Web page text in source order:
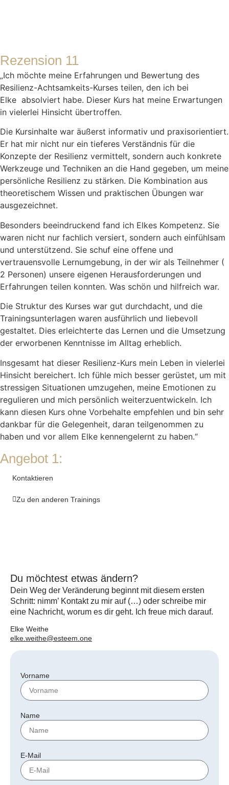
Rezension 11
„Ich möchte meine Erfahrungen und Bewertung des
Resilienz-Achtsamkeits-Kurses teilen, den ich bei
Elke absolviert habe. Dieser Kurs hat meine Erwartungen
in vielerlei Hinsicht übertroffen.
Die Kursinhalte war äußerst informativ und praxisorientiert.
Er hat mir nicht nur ein tieferes Verständnis für die
Konzepte der Resilienz vermittelt, sondern auch konkrete
Werkzeuge und Techniken an die Hand gegeben, um meine
persönliche Resilienz zu stärken. Die Kombination aus
theoretischem Wissen und praktischen Übungen war
ausgezeichnet.
Besonders beeindruckend fand ich Elkes Kompetenz. Sie
waren nicht nur fachlich versiert, sondern auch einfühlsam
und unterstützend. Sie schuf eine offene und
vertrauensvolle Lernumgebung, in der wir als Teilnehmer (
2 Personen) unsere eigenen Herausforderungen und
Erfahrungen teilen konnten. Was schön und hilfreich war.
Die Struktur des Kurses war gut durchdacht, und die
Trainingsunterlagen waren ausführlich und liebevoll
gestaltet. Dies erleichterte das Lernen und die Umsetzung
der erworbenen Kenntnisse im Alltag erheblich.
Insgesamt hat dieser Resilienz-Kurs mein Leben in vielerlei
Hinsicht bereichert. Ich fühle mich besser gerüstet, um mit
stressigen Situationen umzugehen, meine Emotionen zu
regulieren und mich persönlich weiterzuentwickeln. Ich
kann diesen Kurs ohne Vorbehalte empfehlen und bin sehr
dankbar für die Gelegenheit, daran teilgenommen zu
haben und vor allem Elke kennengelernt zu haben.“
Angebot 1:
Kontaktieren
Zu den anderen Trainings
Du möchtest etwas ändern?
Dein Weg der Veränderung beginnt mit diesem ersten
Schritt: nimm’ Kontakt zu mir auf (…) oder schreibe mir
eine Nachricht, worum es dir geht. Ich freue mich darauf.
Elke Weithe
elke.weithe@esteem.one
Vorname
Name
E-Mail